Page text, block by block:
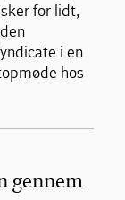
for lidt,
i en
hos
gennem